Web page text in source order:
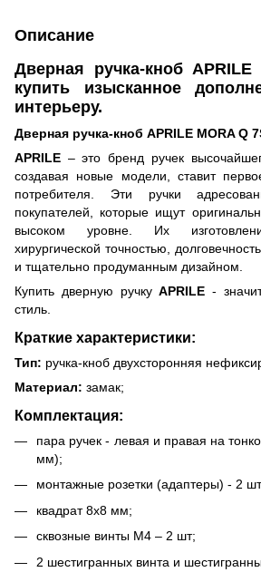
Описание
Дверная ручка-кноб APRILE
купить изысканное
интерьеру.
Дверная ручка-кноб APRILE MORA Q
APRILE – это бренд ручек
создавая новые модели, ставит
потребителя. Эти ручки
покупателей, которые ищут
высоком уровне. Их
хирургической точностью,
и тщательно продуманным дизайном.
Купить дверную ручкуAPRILE -
стиль.
Краткие характеристики:
Тип: ручка-кноб двухсторонняя
Материал: замак;
Комплектация:
пара ручек - левая и правая на
мм);
монтажные розетки (адаптеры) - 2
квадрат 8х8 мм;
сквозные винты М4 – 2 шт;
2 шестигранных винта и